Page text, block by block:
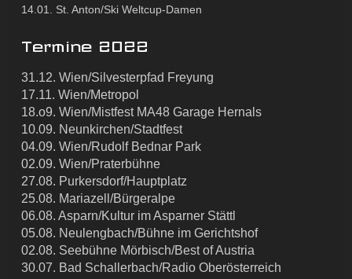
14.01. St. Anton/Ski Weltcup-Damen
Termine 2022
31.12. Wien/Silvesterpfad Freyung
17.11. Wien/Metropol
18.o9. Wien/Mistfest MA48 Garage Hernals
10.09. Neunkirchen/Stadtfest
04.09. Wien/Rudolf Bednar Park
02.09. Wien/Praterbühne
27.08. Purkersdorf/Hauptplatz
25.08. Mariazell/Bürgeralpe
06.08. Asparn/Kultur im Asparner Stättl
05.08. Neulengbach/Bühne im Gerichtshof
02.08. Seebühne Mörbisch/Best of Austria
30.07. Bad Schallerbach/Radio Oberösterreich